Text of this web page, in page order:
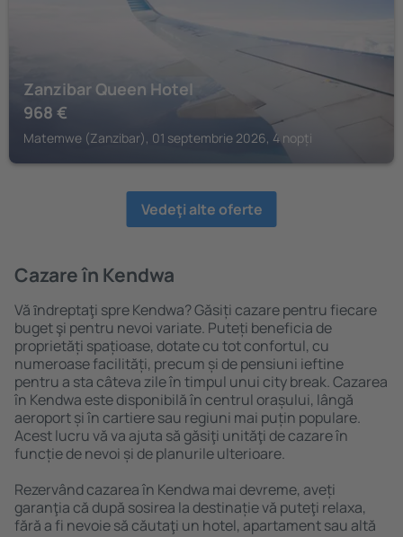
Zanzibar Queen Hotel
968 €
Matemwe (Zanzibar), 01 septembrie 2026, 4 nopți
Vedeţi alte oferte
Cazare în Kendwa
Vă ȋndreptaţi spre Kendwa? Găsiți cazare pentru fiecare
buget şi pentru nevoi variate. Puteți beneficia de
proprietăți spațioase, dotate cu tot confortul, cu
numeroase facilități, precum și de pensiuni ieftine
pentru a sta câteva zile în timpul unui city break. Cazarea
în Kendwa este disponibilă în centrul orașului, lângă
aeroport și în cartiere sau regiuni mai puțin populare.
Acest lucru vă va ajuta să găsiţi unităţi de cazare în
funcție de nevoi și de planurile ulterioare.
Rezervând cazarea în Kendwa mai devreme, aveți
garanţia că după sosirea la destinație vă puteţi relaxa,
fără a fi nevoie să căutaţi un hotel, apartament sau altă